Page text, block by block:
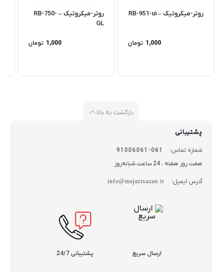
روتر-میکروتیک – RB-951-ui
1,000 تومان
روتر-میکروتیک – RB-750-
GL
1,000 تومان
بازگشت به بالا
پشتیبانی
شماره تماس:
061-91006061
هفت روز هفته ، 24 ساعت شبانه‌روز
آدرس ایمیل: info@majazisazan.ir
ارسال سریع پشتیبانی 24/7